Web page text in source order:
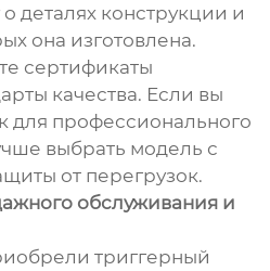
деталях конструкции и
она изготовлена.
сертификаты
качества. Если вы
для профессионального
выбрать модель с
от перегрузок.
обслуживания и
триггерный